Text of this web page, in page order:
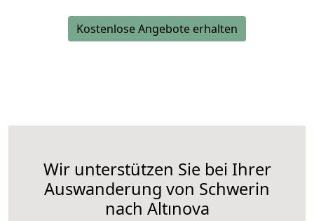
Kostenlose Angebote erhalten
Wir unterstützen Sie bei Ihrer
Auswanderung von Schwerin
nach Altınova